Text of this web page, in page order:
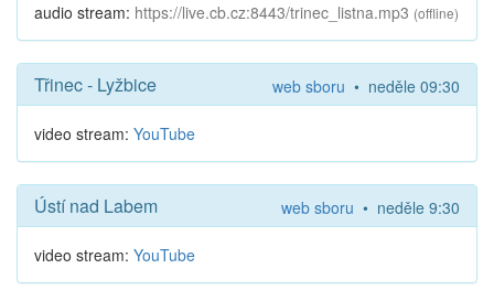
audio stream: https://live.cb.cz:8443/trinec_listna.mp3 (offline)
web sboru • neděle 09:30
Třinec - Lyžbice
video stream: YouTube
web sboru • neděle 9:30
Ústí nad Labem
video stream: YouTube